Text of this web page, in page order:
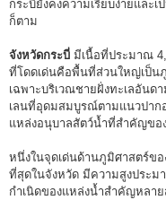
กระบี่ยังคงความเรียบง่ายและ
ก็ตาม
จังหวัดกระบี่ มีเนื้อที่ประมาณ
ที่โดดเด่นคือพื้นที่ส่วนใหญ่เป็นภู
เฉพาะบริเวณชายฝั่งทะเลอัน
เลนที่อุดมสมบูรณ์ตามแนวปาก
แหล่งอนุบาลสัตว์น้ำที่สำคัญขอ
หนึ่งในจุดเด่นด้านภูมิศาสตร์ขอ
ที่สุดในจังหวัด มีความสูงประม
กำเนิดของแหล่งน้ำสำคัญหลา